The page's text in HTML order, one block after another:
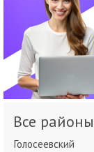
Все районы
Голосеевский